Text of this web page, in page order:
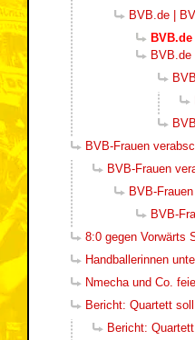
BVB.de |
BVB-Frauen
BVB-Frauen
BVB-
BVB-
8:0 gegen Vorwärts
Handballerinnen
Nmecha und Co.
Bericht: Quartett
Bericht: